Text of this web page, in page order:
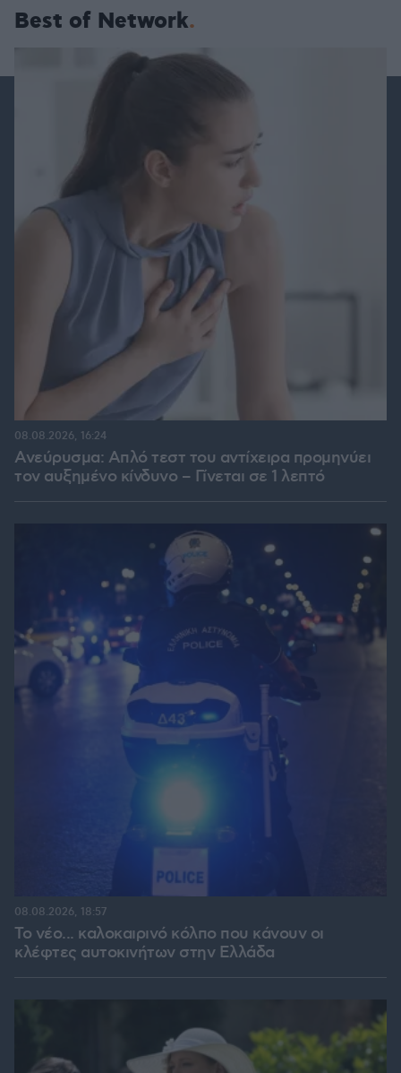
Best of Network
Ανεύρυσμα: Απλό τεστ του αντίχειρα προμηνύει
τον αυξημένο κίνδυνο – Γίνεται σε 1 λεπτό
08.08.2026, 16:24
Το νέο... καλοκαιρινό κόλπο που κάνουν οι
κλέφτες αυτοκινήτων στην Ελλάδα
08.08.2026, 18:57